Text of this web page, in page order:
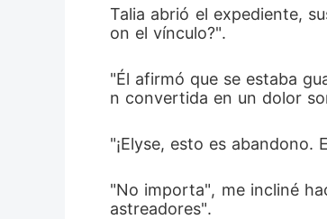
Talia abrió el expediente,
on el vínculo?".
"Él afirmó que se estaba
n convertida en un dolor
"¡Elyse, esto es
"No importa", me incliné
astreadores".